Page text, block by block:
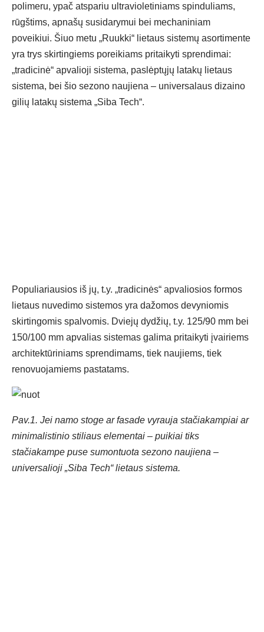
polimeru, ypač atspariu ultravioletiniams spinduliams,
rūgštims, apnašų susidarymui bei mechaniniam
poveikiui. Šiuo metu „Ruukki“ lietaus sistemų asortimente
yra trys skirtingiems poreikiams pritaikyti sprendimai:
„tradicinė“ apvalioji sistema, paslėptųjų latakų lietaus
sistema, bei šio sezono naujiena – universalaus dizaino
gilių latakų sistema „Siba Tech“.
Populiariausios iš jų, t.y. „tradicinės“ apvaliosios formos
lietaus nuvedimo sistemos yra dažomos devyniomis
skirtingomis spalvomis. Dviejų dydžių, t.y. 125/90 mm bei
150/100 mm apvalias sistemas galima pritaikyti įvairiems
architektūriniams sprendimams, tiek naujiems, tiek
renovuojamiems pastatams.
Pav.1. Jei namo stoge ar fasade vyrauja stačiakampiai ar
minimalistinio stiliaus elementai – puikiai tiks
stačiakampe puse sumontuota sezono naujiena –
universalioji „Siba Tech“ lietaus sistema.